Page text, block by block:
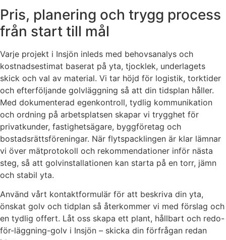
Pris, planering och trygg process
från start till mål
Varje projekt i Insjön inleds med behovsanalys och
kostnadsestimat baserat på yta, tjocklek, underlagets
skick och val av material. Vi tar höjd för logistik, torktider
och efterföljande golvläggning så att din tidsplan håller.
Med dokumenterad egenkontroll, tydlig kommunikation
och ordning på arbetsplatsen skapar vi trygghet för
privatkunder, fastighetsägare, byggföretag och
bostadsrättsföreningar. När flytspacklingen är klar lämnar
vi över mätprotokoll och rekommendationer inför nästa
steg, så att golvinstallationen kan starta på en torr, jämn
och stabil yta.
Använd vårt kontaktformulär för att beskriva din yta,
önskat golv och tidplan så återkommer vi med förslag och
en tydlig offert. Låt oss skapa ett plant, hållbart och redo-
för-läggning-golv i Insjön – skicka din förfrågan redan